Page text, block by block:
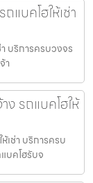
แบคโฮให้เช่า
บริการครบวงจร
า
ง รถแบคโฮให้
เช่า บริการครบ
บคโฮรับจ